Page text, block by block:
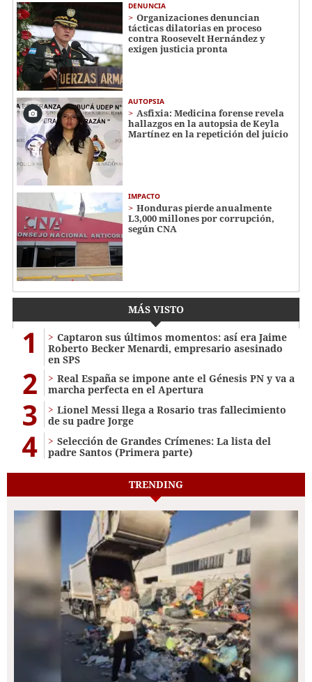
DENUNCIA
Organizaciones denuncian
tácticas dilatorias en proceso
contra Roosevelt Hernández y
exigen justicia pronta
AUTOPSIA
Asfixia: Medicina forense revela
hallazgos en la autopsia de Keyla
Martínez en la repetición del juicio
IMPACTO
Honduras pierde anualmente
L3,000 millones por corrupción,
según CNA
MÁS VISTO
1
Captaron sus últimos momentos: así era Jaime
Roberto Becker Menardi​​​, empresario asesinado
en SPS
2
Real España se impone ante el Génesis PN y va a
marcha perfecta en el Apertura
3
Lionel Messi llega a Rosario tras fallecimiento
de su padre Jorge
4
Selección de Grandes Crímenes: La lista del
padre Santos (Primera parte)
TRENDING